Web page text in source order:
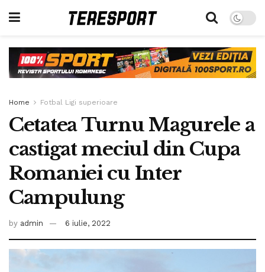
Home Fotbal Ligi superioare
Cetatea Turnu Magurele a
castigat meciul din Cupa
Romaniei cu Inter
Campulung
by admin 6 iulie, 2022